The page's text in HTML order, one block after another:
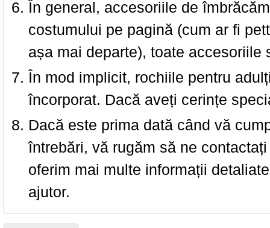
În general, accesoriile de
costumului pe pagină (cum ar fi
așa mai departe), toate accesoriile
În mod implicit, rochiile pentru
încorporat. Dacă aveți cerințe
Dacă este prima dată când vă
întrebări, vă rugăm să ne
oferim mai multe informații
ajutor.